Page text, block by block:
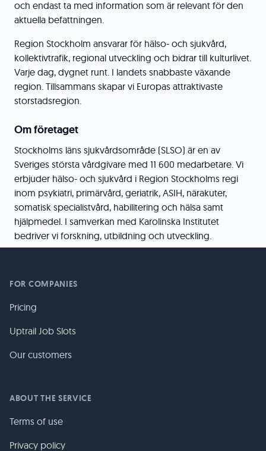
och endast ta med information som är relevant för den
aktuella befattningen.
Region Stockholm ansvarar för hälso- och sjukvård,
kollektivtrafik, regional utveckling och bidrar till kulturlivet.
Varje dag, dygnet runt. I landets snabbaste växande
region. Tillsammans skapar vi Europas attraktivaste
storstadsregion.
Om företaget
Stockholms läns sjukvårdsområde (SLSO) är en av
Sveriges största vårdgivare med 11 600 medarbetare. Vi
erbjuder hälso- och sjukvård i Region Stockholms regi
inom psykiatri, primärvård, geriatrik, ASIH, närakuter,
somatisk specialistvård, habilitering och hälsa samt
hjälpmedel. I samverkan med Karolinska Institutet
bedriver vi forskning, utbildning och utveckling.
FOR COMPANIES
Pricing
Uptrail Job Slots
Our customers
ABOUT THE SERVICE
Terms of use
Privacy policy